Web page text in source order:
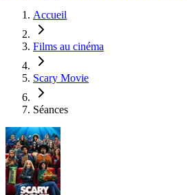
Accueil
Films au cinéma
Scary Movie
Séances